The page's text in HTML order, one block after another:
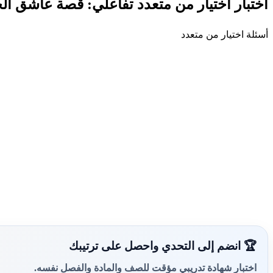
اختبار اختيار من متعدد تفاعلي: قصة عاشق
أسئلة اختيار من متعدد
🏆 انضم إلى التحدي واحصل على ترتيبك
اختبار شهادة تدريبي مؤقت للصف والمادة والفصل نفسه.